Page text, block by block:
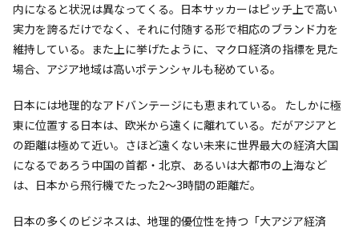
内になると状況は異なってくる。日本サッカーはピッチ上で高い
実力を誇るだけでなく、それに付随する形で相応のブランド力を
維持している。また上に挙げたように、マクロ経済の指標を見た
場合、アジア地域は高いポテンシャルも秘めている。
日本には地理的なアドバンテージにも恵まれている。 たしかに極
東に位置する日本は、欧米から遠くに離れている。だがアジアと
の距離は極めて近い。さほど遠くない未来に世界最大の経済大国
になるであろう中国の首都・北京、あるいは大都市の上海など
は、日本から飛行機でたった2～3時間の距離だ。
日本の多くのビジネスは、地理的優位性を持つ「大アジア経済